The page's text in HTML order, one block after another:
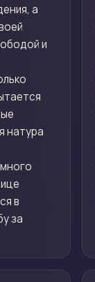
а
и
натура
в
за